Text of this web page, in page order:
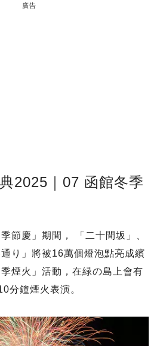
廣告
2025｜07 函館冬季
節慶」期間， 「二十間坂」、
通り」將被16萬個燈泡點亮成繽
煙火」活動，在緑の島上會有
分鐘煙火表演。